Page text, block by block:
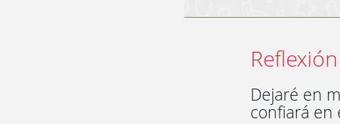
Dejaré en
confiará en